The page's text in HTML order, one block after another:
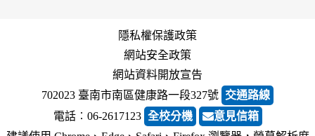
隱私權保護政策
網站安全政策
網站資料開放宣告
702023 臺南市南區健康路一段327號 交通路線
電話︰06-2617123 全校分機
意見信箱